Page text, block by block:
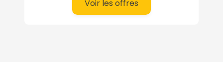
Voir les offres